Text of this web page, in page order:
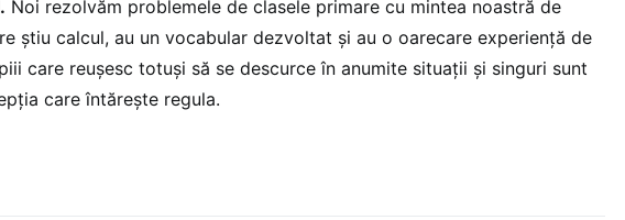
Noi rezolvăm problemele de clasele primare cu mintea noastră de
ştiu calcul, au un vocabular dezvoltat şi au o oarecare experienţă de
care reuşesc totuşi să se descurce în anumite situaţii şi singuri sunt
care întăreşte regula.